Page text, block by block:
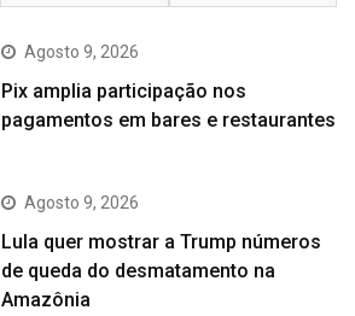
Agosto 9, 2026
Pix amplia participação nos
pagamentos em bares e restaurantes
Agosto 9, 2026
Lula quer mostrar a Trump números
de queda do desmatamento na
Amazônia